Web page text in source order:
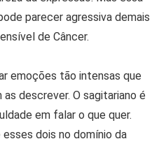
parecer agressiva demais
de Câncer.
emoções tão intensas que
descrever. O sagitariano é
em falar o que quer.
dois no domínio da